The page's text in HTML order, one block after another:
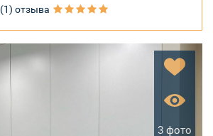
(1) отзыва
3 фото